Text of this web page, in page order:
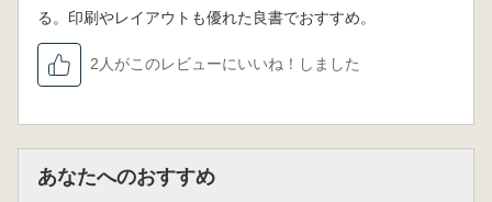
る。印刷やレイアウトも優れた良書でおすすめ。
2人がこのレビューにいいね！しました
あなたへのおすすめ